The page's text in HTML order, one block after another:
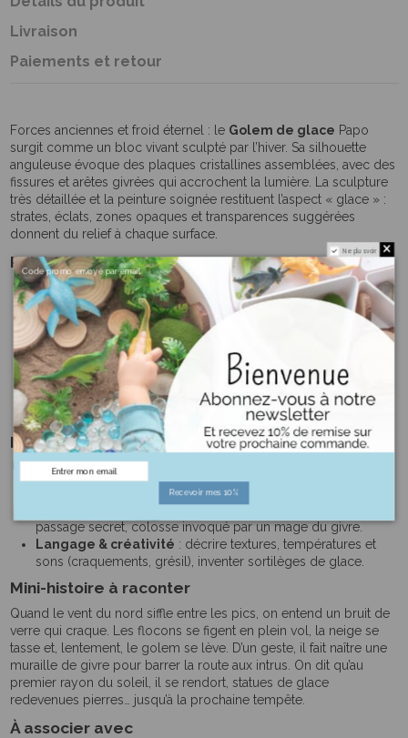
Livraison
Paiements et retour
Forces anciennes et froid éternel : le Golem de glace Papo
surgit comme un bloc vivant sculpté par l’hiver. Sa silhouette
anguleuse évoque des plaques cristallines assemblées, avec des
fissures et arêtes givrées qui accrochent la lumière. La sculpture
très détaillée et la peinture soignée restituent l’aspect « glace » :
strates, éclats, zones opaques et transparences suggérées
donnent du relief à chaque surface.
Points forts
Effet cristallin convaincant
: facettes, crevasses et pics
glacés pour un rendu minéral immersif.
Pose dynamique: centre de gravité bas et bras prêts à
frapper, idéal en « gardien » des royaumes polaires.
Finition haut de gamme
: sculpture précise, peinture fine
typiques de Papo.
Polyvalent: jouet d’imagination, pièce de diorama, ou
antagoniste d’une campagne médiévale-fantastique.
Idées d’usage
Dioramas: grottes de glace, forteresse nordique, fjord
gelé, ruines englacées.
: gardien d’un artefact, protecteur d’un
passage secret, colosse invoqué par un mage du givre.
Langage & créativité : décrire textures, températures et
sons (craquements, grésil), inventer sortilèges de glace.
Mini-histoire à raconter
Quand le vent du nord siffle entre les pics, on entend un bruit de
verre qui craque. Les flocons se figent en plein vol, la neige se
tasse et, lentement, le golem se lève. D’un geste, il fait naître une
muraille de givre pour barrer la route aux intrus. On dit qu’au
premier rayon du soleil, il se rendort, statues de glace
redevenues pierres… jusqu’à la prochaine tempête.
À associer avec
Ne plus voir
Code promo envoyé par email
Recevoir mes 10%